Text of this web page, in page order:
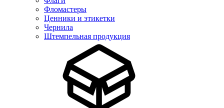
Фломастеры
Ценники и этикетки
Чернила
Штемпельная продукция